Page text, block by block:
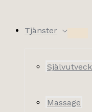
Tjänster
Massage